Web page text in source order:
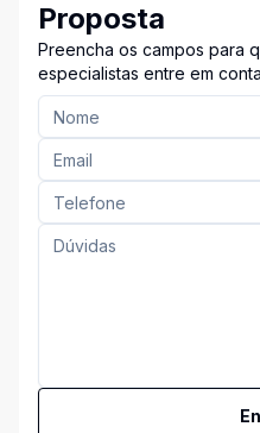
Proposta
Preencha os campos para
especialistas entre em